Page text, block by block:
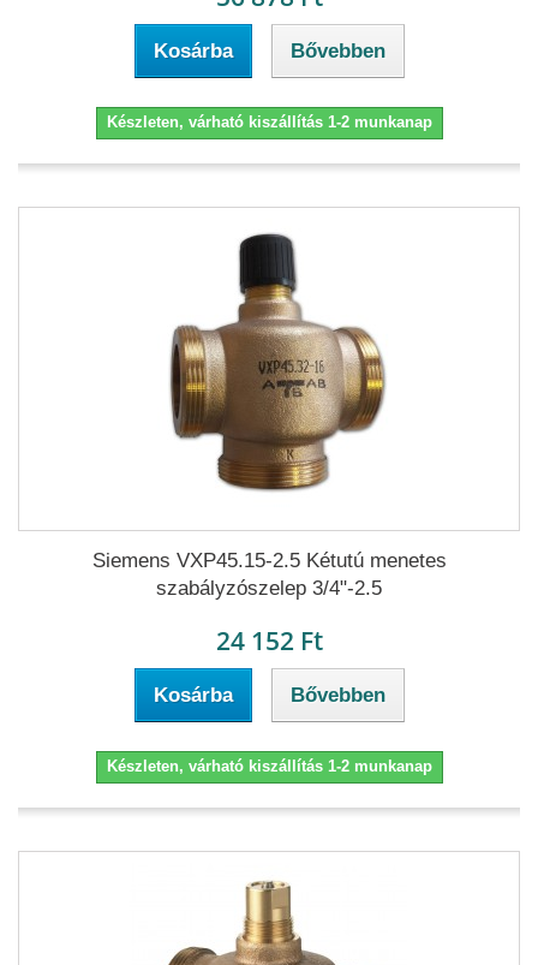
Kosárba Bővebben
Készleten, várható kiszállítás 1-2 munkanap
Siemens VXP45.15-2.5 Kétutú menetes
szabályzószelep 3/4"-2.5
24 152 Ft
Kosárba Bővebben
Készleten, várható kiszállítás 1-2 munkanap